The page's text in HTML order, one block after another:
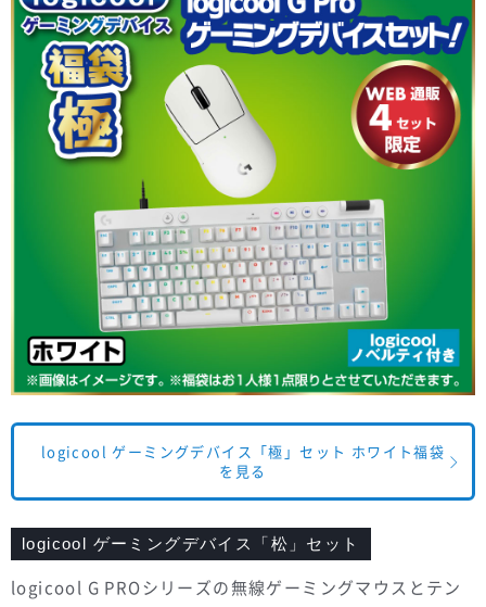
logicool ゲーミングデバイス「極」セット ホワイト福袋
を見る
logicool ゲーミングデバイス「松」セット
logicool G PROシリーズの無線ゲーミングマウスとテン